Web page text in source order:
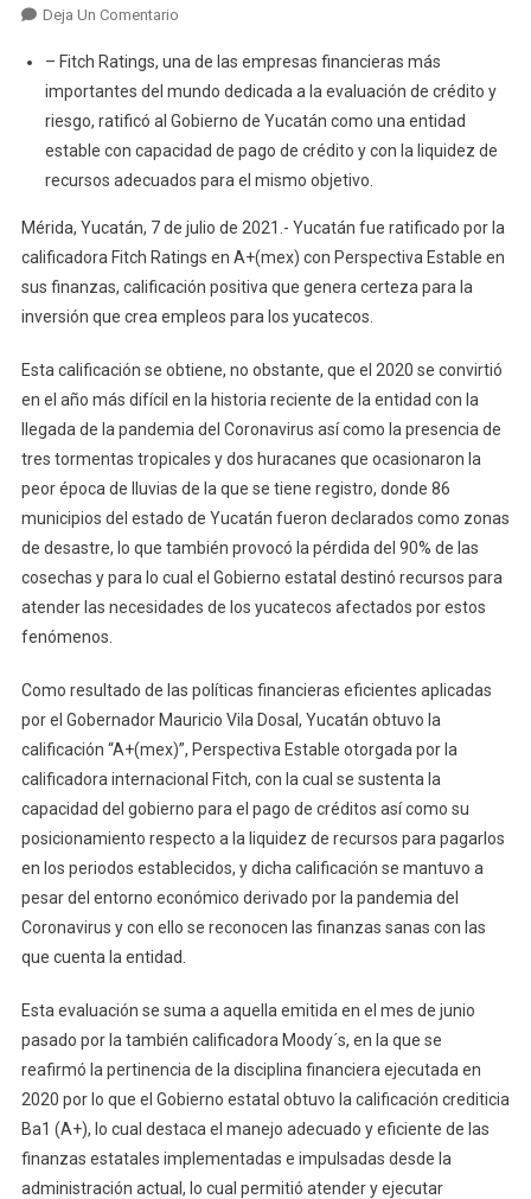
Deja Un ComentarioEn
Con
Finanzas
Estables
Que
Generan
Y
Atraen
Más
Inversiones
Crean
Empleos
– Fitch Ratings, una de las empresas financieras más
importantes del mundo dedicada a la evaluación de crédito y
riesgo, ratificó al Gobierno de Yucatán como una entidad
estable con capacidad de pago de crédito y con la liquidez de
recursos adecuados para el mismo objetivo.
Mérida, Yucatán, 7 de julio de 2021.- Yucatán fue ratificado por la
calificadora Fitch Ratings en A+(mex) con Perspectiva Estable en
sus finanzas, calificación positiva que genera certeza para la
inversión que crea empleos para los yucatecos.
Esta calificación se obtiene, no obstante, que el 2020 se convirtió
en el año más difícil en la historia reciente de la entidad con la
llegada de la pandemia del Coronavirus así como la presencia de
tres tormentas tropicales y dos huracanes que ocasionaron la
peor época de lluvias de la que se tiene registro, donde 86
municipios del estado de Yucatán fueron declarados como zonas
de desastre, lo que también provocó la pérdida del 90% de las
cosechas y para lo cual el Gobierno estatal destinó recursos para
atender las necesidades de los yucatecos afectados por estos
fenómenos.
Como resultado de las políticas financieras eficientes aplicadas
por el Gobernador Mauricio Vila Dosal, Yucatán obtuvo la
calificación “A+(mex)”, Perspectiva Estable otorgada por la
calificadora internacional Fitch, con la cual se sustenta la
capacidad del gobierno para el pago de créditos así como su
posicionamiento respecto a la liquidez de recursos para pagarlos
en los periodos establecidos, y dicha calificación se mantuvo a
pesar del entorno económico derivado por la pandemia del
Coronavirus y con ello se reconocen las finanzas sanas con las
que cuenta la entidad.
Esta evaluación se suma a aquella emitida en el mes de junio
pasado por la también calificadora Moody´s, en la que se
reafirmó la pertinencia de la disciplina financiera ejecutada en
2020 por lo que el Gobierno estatal obtuvo la calificación crediticia
Ba1 (A+), lo cual destaca el manejo adecuado y eficiente de las
finanzas estatales implementadas e impulsadas desde la
administración actual, lo cual permitió atender y ejecutar